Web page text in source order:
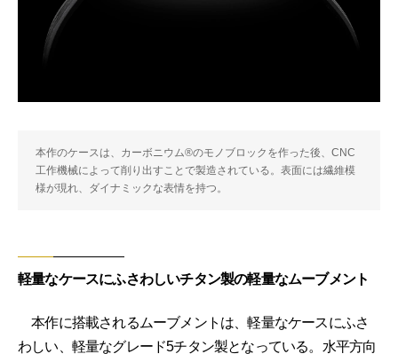
本作のケースは、カーボニウム®のモノブロックを作った後、CNC
工作機械によって削り出すことで製造されている。表面には繊維模
様が現れ、ダイナミックな表情を持つ。
軽量なケースにふさわしいチタン製の軽量なムーブメント
本作に搭載されるムーブメントは、軽量なケースにふさ
わしい、軽量なグレード5チタン製となっている。水平方向